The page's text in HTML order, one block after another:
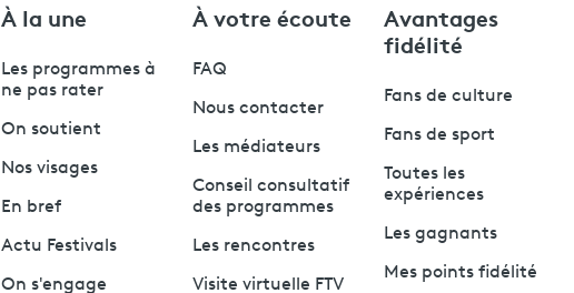
À la une
Les programmes à
ne pas rater
On soutient
Nos visages
En bref
Actu Festivals
On s'engage
À votre écoute
FAQ
Nous contacter
Les médiateurs
Conseil consultatif
des programmes
Les rencontres
Visite virtuelle FTV
Avantages
fidélité
Fans de culture
Fans de sport
Toutes les
expériences
Les gagnants
Mes points fidélité